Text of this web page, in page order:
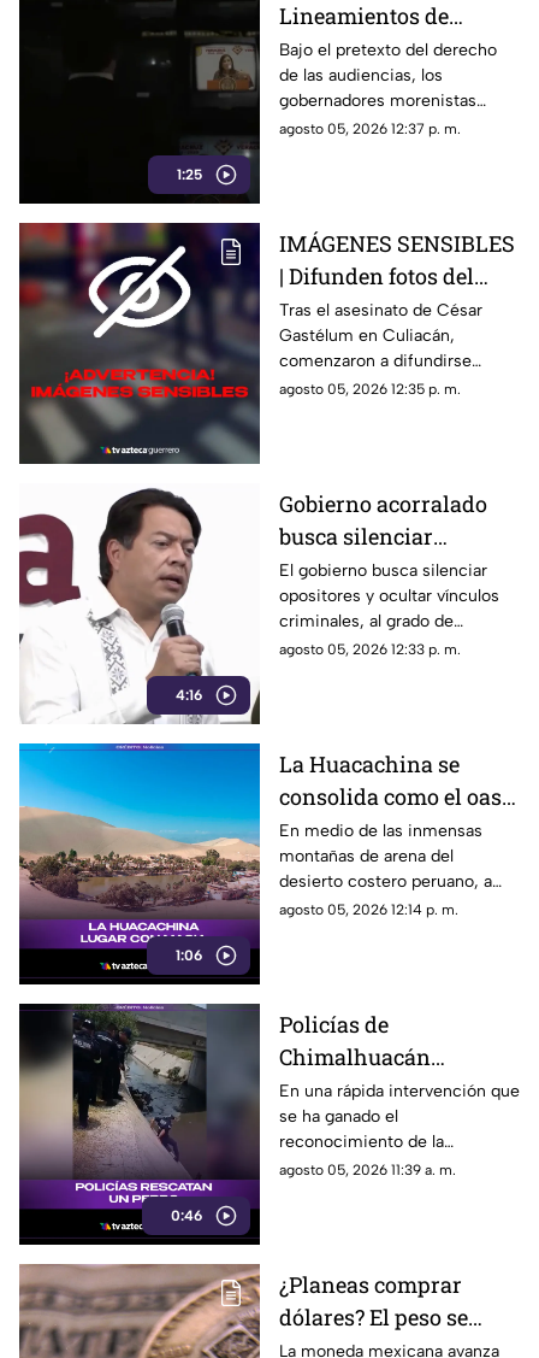
1:25
Lineamientos de
audiencia buscan
mantener a los
ciudadanos a oscuras
Bajo el pretexto del derecho
de las audiencias, los
gobernadores morenistas
implementan una estrategia de
agosto 05, 2026 12:37 p. m.
IMÁGENES SENSIBLES
| Difunden fotos del
lugar donde quedó
César Gastélum tras
ataque en Culiacán
Tras el asesinato de César
Gastélum en Culiacán,
comenzaron a difundirse
imágenes sensibles del lugar
agosto 05, 2026 12:35 p. m.
4:16
Gobierno acorralado
busca silenciar
opositores mientras
oculta la narcopolítica
y la violencia
El gobierno busca silenciar
opositores y ocultar vínculos
criminales, al grado de
asegurar que una sola persona
agosto 05, 2026 12:33 p. m.
1:06
La Huacachina se
consolida como el oasis
más fascinante de
Sudamérica
En medio de las inmensas
montañas de arena del
desierto costero peruano, a
solo cinco kilómetros de la
agosto 05, 2026 12:14 p. m.
0:46
Policías de
Chimalhuacán
rescatan a un perro
tras caer a un canal de
aguas negras
En una rápida intervención que
se ha ganado el
reconocimiento de la
comunidad y de las redes
Chimalhuacán lograron
rescatar con vida a un perro
que se encontraba atrapado en
agosto 05, 2026 11:39 a. m.
¿Planeas comprar
dólares? El peso se
aprecia esta mañana de
La moneda mexicana avanza